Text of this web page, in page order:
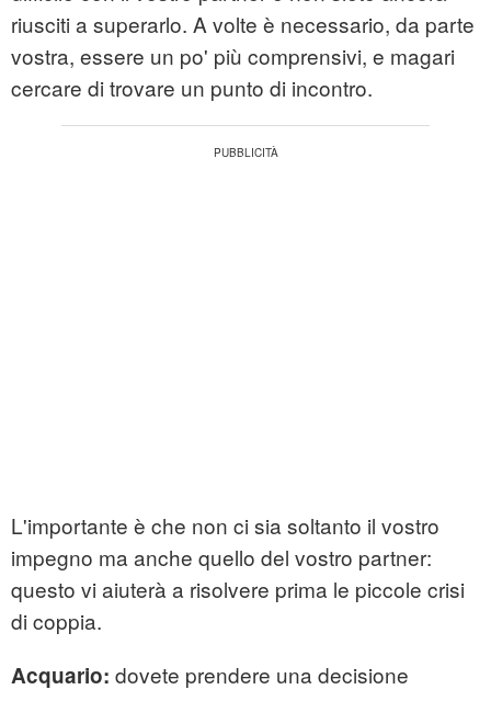
riusciti a superarlo. A volte è necessario, da parte
vostra, essere un po' più comprensivi, e magari
cercare di trovare un punto di incontro.
L'importante è che non ci sia soltanto il vostro
impegno ma anche quello del vostro partner:
questo vi aiuterà a risolvere prima le piccole crisi
di coppia.
Acquario: dovete prendere una decisione